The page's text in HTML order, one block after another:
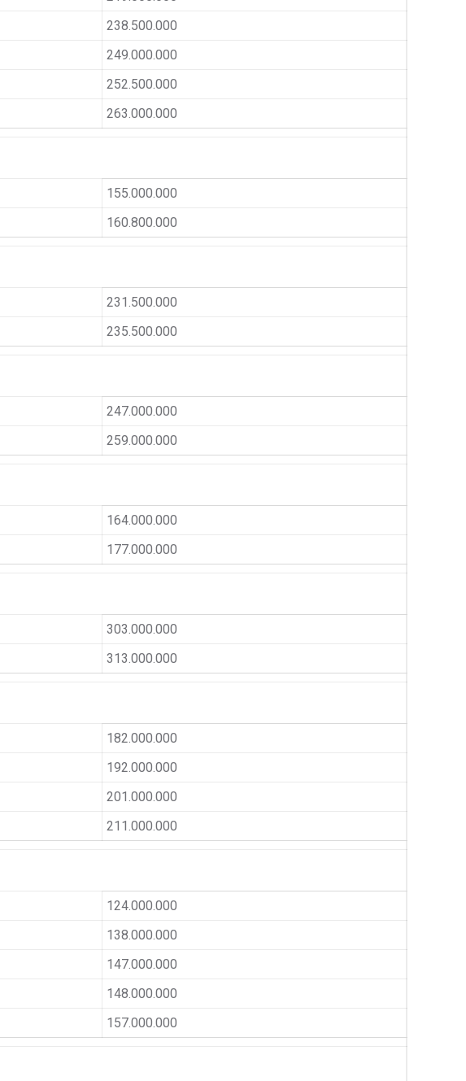
238.500.000
249.000.000
252.500.000
263.000.000
155.000.000
160.800.000
231.500.000
235.500.000
247.000.000
259.000.000
164.000.000
177.000.000
303.000.000
313.000.000
182.000.000
192.000.000
201.000.000
211.000.000
124.000.000
138.000.000
147.000.000
148.000.000
157.000.000